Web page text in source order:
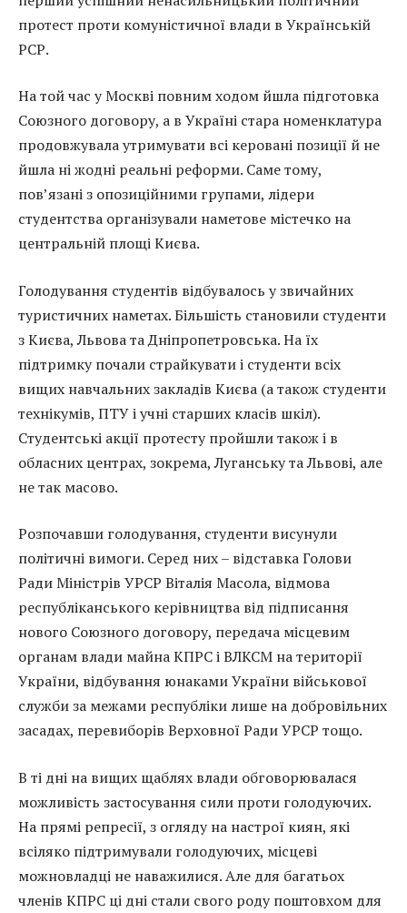
протест проти комуністичної влади в Українській
РСР.
На той час у Москві повним ходом йшла підготовка
Союзного договору, а в Україні стара номенклатура
продовжувала утримувати всі керовані позиції й не
йшла ні жодні реальні реформи. Саме тому,
пов’язані з опозиційними групами, лідери
студентства організували наметове містечко на
центральній площі Києва.
Голодування студентів відбувалось у звичайних
туристичних наметах. Більшість становили студенти
з Києва, Львова та Дніпропетровська. На їх
підтримку почали страйкувати і студенти всіх
вищих навчальних закладів Києва (а також студенти
технікумів, ПТУ і учні старших класів шкіл).
Студентські акції протесту пройшли також і в
обласних центрах, зокрема, Луганську та Львові, але
не так масово.
Розпочавши голодування, студенти висунули
політичні вимоги. Серед них – відставка Голови
Ради Міністрів УРСР Віталія Масола, відмова
республіканського керівництва від підписання
нового Союзного договору, передача місцевим
органам влади майна КПРС і ВЛКСМ на території
України, відбування юнаками України військової
служби за межами республіки лише на добровільних
засадах, перевиборів Верховної Ради УРСР тощо.
В ті дні на вищих щаблях влади обговорювалася
можливість застосування сили проти голодуючих.
На прямі репресії, з огляду на настрої киян, які
всіляко підтримували голодуючих, місцеві
можновладці не наважилися. Але для багатьох
членів КПРС ці дні стали свого роду поштовхом для